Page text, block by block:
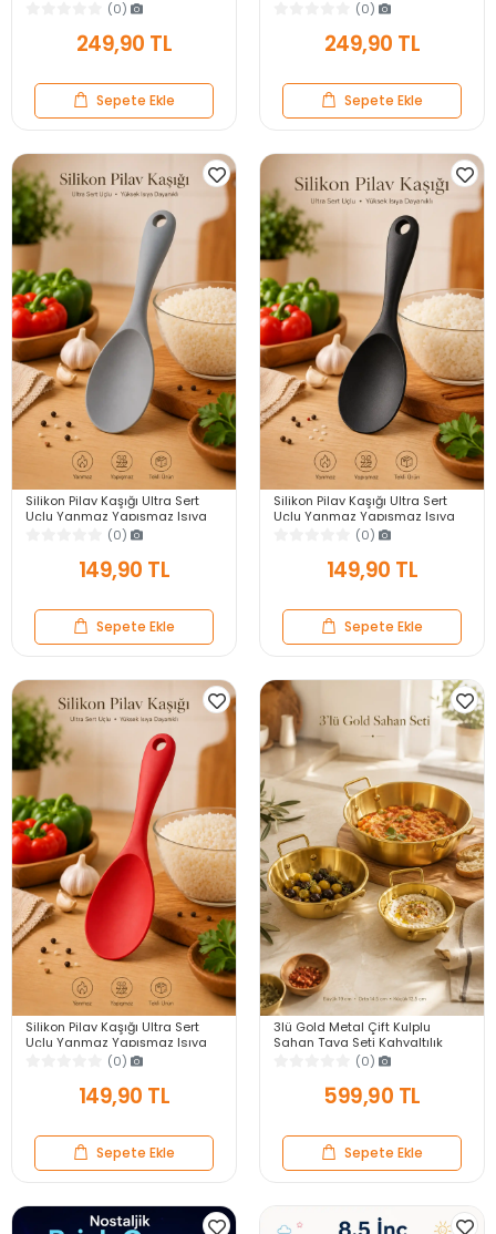
Kahvaltı ve Servis Sepeti
(0)
249,90 TL
Sepete Ekle
Pratik Sos Karıştırıcı Mutfak Teli
(0)
249,90 TL
Sepete Ekle
Silikon Pilav Kaşığı Ultra Sert
Uçlu Yanmaz Yapışmaz Isıya
Dayanıklı Gri Servis Yemek
(0)
149,90 TL
Sepete Ekle
Silikon Pilav Kaşığı Ultra Sert
Uçlu Yanmaz Yapışmaz Isıya
Dayanıklı Siyah Servis Yemek
(0)
149,90 TL
Sepete Ekle
Silikon Pilav Kaşığı Ultra Sert
Uçlu Yanmaz Yapışmaz Isıya
Dayanıklı Kırmızı Servis Yemek
(0)
149,90 TL
Sepete Ekle
3lü Gold Metal Çift Kulplu
Sahan Tava Seti Kahvaltılık
Meze Menemen Mutfak Sofra
Sunum Kabı Seti
(0)
599,90 TL
Sepete Ekle